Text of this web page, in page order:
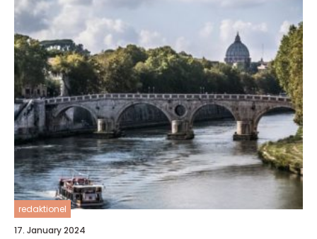
redaktionel
17. January 2024